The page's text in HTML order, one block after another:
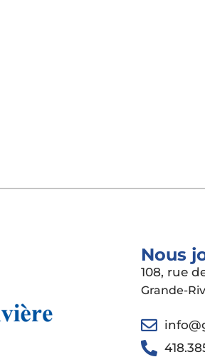
Nous
108, rue
Grande-